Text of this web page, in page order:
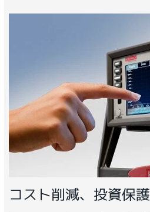
コスト削減、投資保護